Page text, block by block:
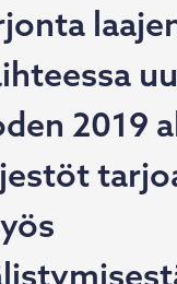
2019